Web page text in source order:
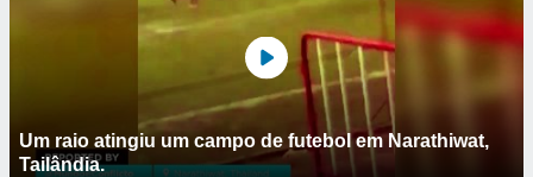
Um raio atingiu um campo de futebol em Narathiwat,
Tailândia.